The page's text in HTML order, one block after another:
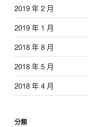
2019 年 2 月
2019 年 1 月
2018 年 8 月
2018 年 5 月
2018 年 4 月
分類